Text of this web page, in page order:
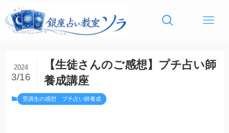
【生徒さんのご感想】プチ占い師
養成講座
2024
3/16
受講生の感想 プチ占い師養成